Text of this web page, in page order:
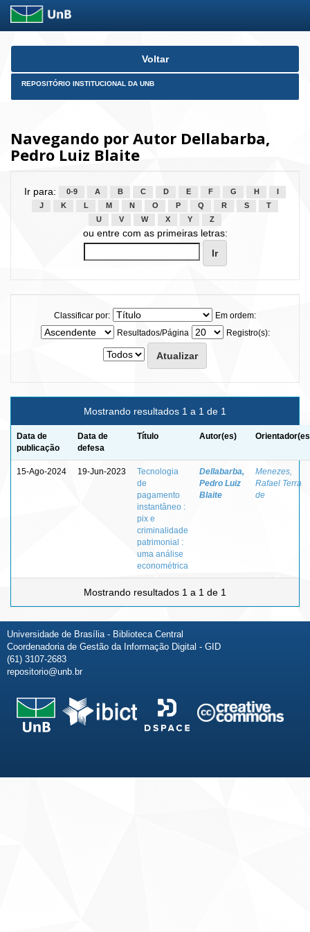
Skip
Voltar
REPOSITÓRIO INSTITUCIONAL DA UNB
Navegando por Autor Dellabarba,
Pedro Luiz Blaite
Ir para: 0-9 A B C D E F G H
J
K L M N O P Q R S
T
U
V W X Y Z
ou entre com as primeiras letras:
Classificar por:
Em ordem:
Resultados/Página
Registro(s):
Mostrando resultados 1 a 1 de 1
Data de
publicação
Data de
defesa
Título Autor(es)
15-Ago-2024 19-Jun-2023
Tecnologia
de
pagamento
instantâneo :
pix e
criminalidade
patrimonial :
uma análise
econométrica
Dellabarba,
Pedro Luiz
Blaite
Menezes,
Rafael Terra
de
Mostrando resultados 1 a 1 de 1
Universidade de Brasília - Biblioteca Central
Coordenadoria de Gestão da Informação Digital - GID
(61) 3107-2683
repositorio@unb.br